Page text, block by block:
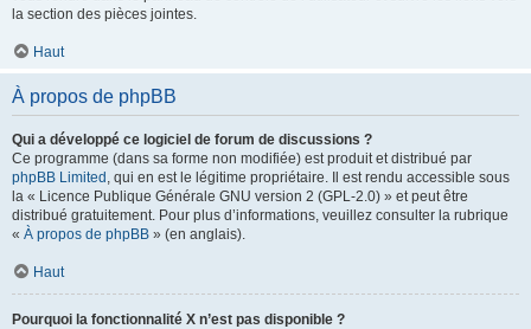
la section des pièces jointes.
Haut
À propos de phpBB
Qui a développé ce logiciel de forum de discussions ?
Ce programme (dans sa forme non modifiée) est produit et distribué par
phpBB Limited , qui en est le légitime propriétaire. Il est rendu accessible sous
la « Licence Publique Générale GNU version 2 (GPL-2.0) » et peut être
distribué gratuitement. Pour plus d’informations, veuillez consulter la rubrique
« À propos de phpBB » (en anglais).
Haut
Pourquoi la fonctionnalité X n’est pas disponible ?